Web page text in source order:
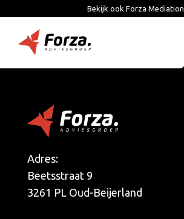
Bekijk ook Forza Mediation
Adres:
Beetsstraat 9
3261 PL Oud-Beijerland